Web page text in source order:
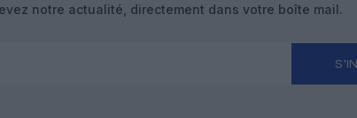
notre actualité, directement dans votre boîte mail.